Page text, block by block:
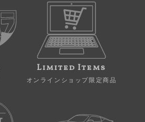
Limited Items
オンラインショップ限定商品